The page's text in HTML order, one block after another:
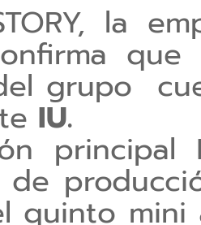
la
grupo
IU.
principal
quinto mini